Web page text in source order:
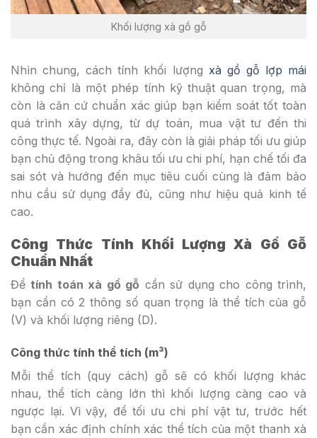
Khối lượng xà gồ gỗ
Nhìn chung, cách tính khối lượng xà gồ gỗ lợp mái
không chỉ là một phép tính kỹ thuật quan trọng, mà
còn là căn cứ chuẩn xác giúp bạn kiểm soát tốt toàn
quá trình xây dựng, từ dự toán, mua vật tư đến thi
công thực tế. Ngoài ra, đây còn là giải pháp tối ưu giúp
bạn chủ động trong khâu tối ưu chi phí, hạn chế tối đa
sai sót và hướng đến mục tiêu cuối cùng là đảm bảo
nhu cầu sử dụng đầy đủ, cũng như hiệu quả kinh tế
cao.
Công Thức Tính Khối Lượng Xà Gồ Gỗ
Chuẩn Nhất
Đểtính toán xà gồ gỗ cần sử dụng cho công trình,
bạn cần có 2 thông số quan trọng là thể tích của gỗ
(V) và khối lượng riêng (D).
Công thức tính thể tích (m³)
Mỗi thể tích (quy cách) gỗ sẽ có khối lượng khác
nhau, thể tích càng lớn thì khối lượng càng cao và
ngược lại. Vì vậy, để tối ưu chi phí vật tư, trước hết
bạn cần xác định chính xác thể tích của một thanh xà